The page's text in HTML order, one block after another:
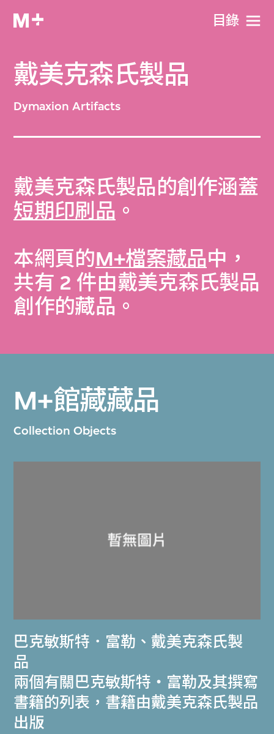
目​錄
戴美克森氏製品
Dymaxion Artifacts
戴美克森氏製品的創作涵蓋
短期印刷品 。
本網頁的M+檔案藏品中，
共有 2 件由戴美克森氏製品
創作的藏品。
M+館藏藏品
Collection Objects
巴克敏斯特．富勒 、戴美克森氏製
品
兩個有關巴克敏斯特‧富勒及其撰寫
書籍的列表，書籍由戴美克森氏製品
出版